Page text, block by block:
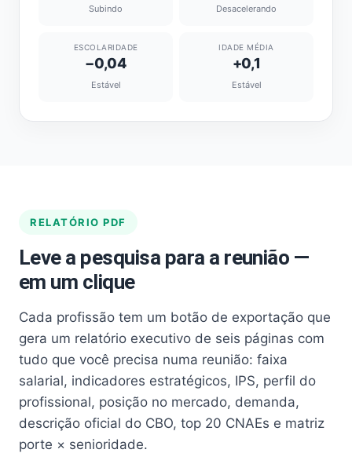
Subindo Desacelerando
ESCOLARIDADE
−0,04
Estável
IDADE MÉDIA
+0,1
Estável
RELATÓRIO PDF
Leve a pesquisa para a reunião —
em um clique
Cada profissão tem um botão de exportação que
gera um relatório executivo de seis páginas com
tudo que você precisa numa reunião: faixa
salarial, indicadores estratégicos, IPS, perfil do
profissional, posição no mercado, demanda,
descrição oficial do CBO, top 20 CNAEs e matriz
porte × senioridade.